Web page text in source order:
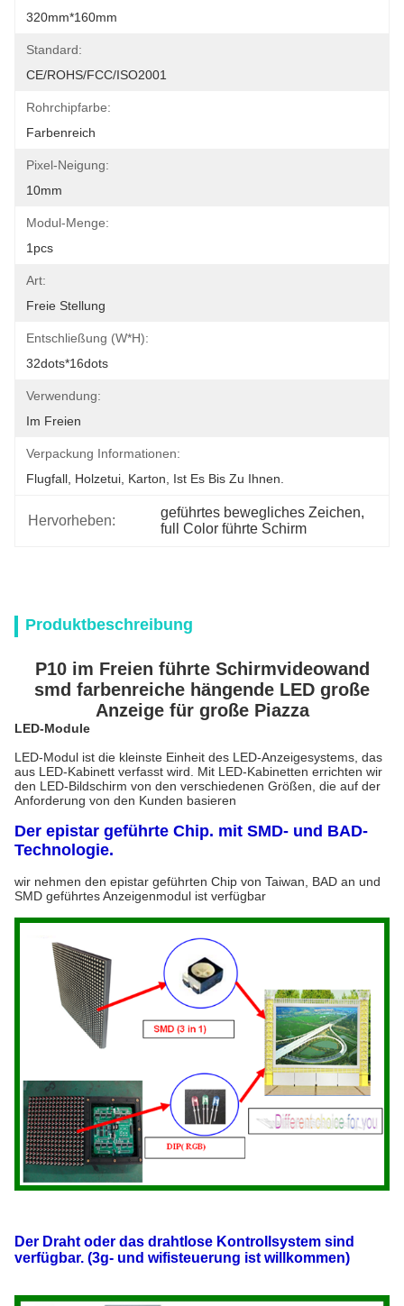
320mm*160mm
Standard:
CE/ROHS/FCC/ISO2001
Rohrchipfarbe:
Farbenreich
Pixel-Neigung:
10mm
Modul-Menge:
1pcs
Art:
Freie Stellung
Entschließung (W*H):
32dots*16dots
Verwendung:
Im Freien
Verpackung Informationen:
Flugfall, Holzetui, Karton, Ist Es Bis Zu Ihnen.
Hervorheben:
geführtes bewegliches Zeichen,
full Color führte Schirm
Produktbeschreibung
P10 im Freien führte Schirmvideowand
smd farbenreiche hängende LED große
Anzeige für große Piazza
LED-Module
LED-Modul ist die kleinste Einheit des LED-Anzeigesystems, das
aus LED-Kabinett verfasst wird. Mit LED-Kabinetten errichten wir
den LED-Bildschirm von den verschiedenen Größen, die auf der
Anforderung von den Kunden basieren
Der epistar geführte Chip. mit SMD- und BAD-
Technologie.
wir nehmen den epistar geführten Chip von Taiwan, BAD an und
SMD geführtes Anzeigenmodul ist verfügbar
Der Draht oder das drahtlose Kontrollsystem sind
verfügbar. (3g- und wifisteuerung ist willkommen)